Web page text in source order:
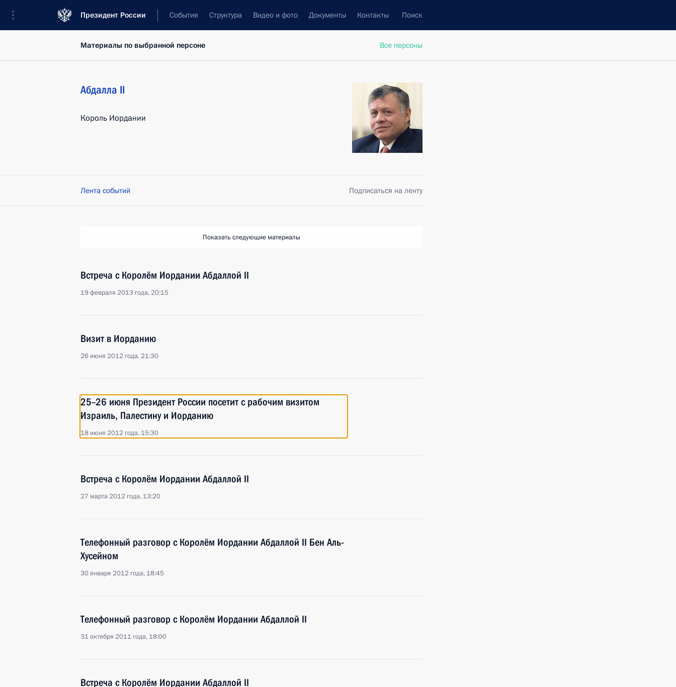
Президент России События Структура Видео и фото Документы Контакты Поиск
Все персоны
Материалы по выбранной персоне
Абдалла II
Король Иордании
Лента событий Подписаться на ленту
Показать следующие материалы
Встреча с Королём Иордании Абдаллой II
19 февраля 2013 года, 20:15
Визит в Иорданию
26 июня 2012 года, 21:30
25–26 июня Президент России посетит с рабочим визитом
Израиль, Палестину и Иорданию
18 июня 2012 года, 15:30
Встреча с Королём Иордании Абдаллой II
27 марта 2012 года, 13:20
Телефонный разговор с Королём Иордании Абдаллой II Бен Аль-
Хусейном
30 января 2012 года, 18:45
Телефонный разговор с Королём Иордании Абдаллой II
31 октября 2011 года, 18:00
Встреча с Королём Иордании Абдаллой II